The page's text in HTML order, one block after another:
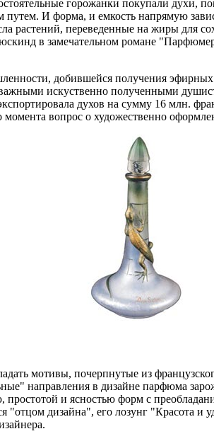
горожанки покупали
И форма, и емкость напрямую
переведенные на жиры для
в замечательном романе
добившейся получения
искуственно полученными
духов на сумму 16 млн.
вопрос о художественно
мотивы, почерпнутые из
направления в дизайне парфюма
и ясностью форм с
"отцом дизайна", его лозунг "Красота